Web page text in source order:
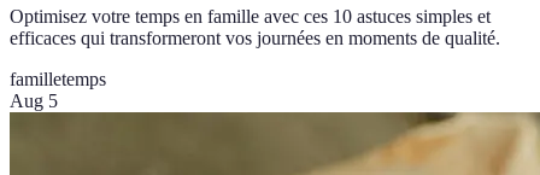
Optimisez votre temps en famille avec ces 10 astuces simples et
efficaces qui transformeront vos journées en moments de qualité.
familletemps
Aug 5